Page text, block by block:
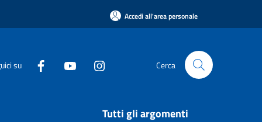
Accedi all'area personale
su Cerca
Tutti gli argomenti